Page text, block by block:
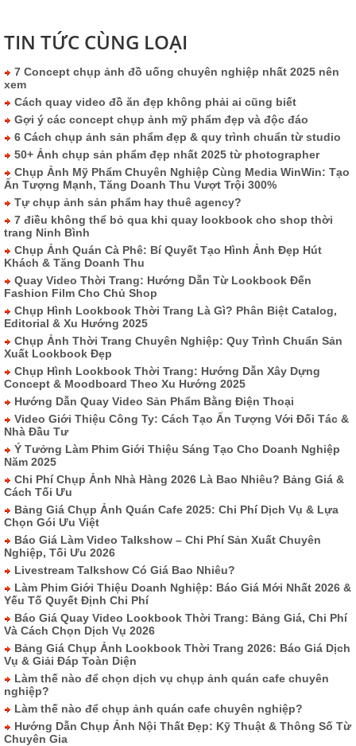
TIN TỨC CÙNG LOẠI
7 Concept chụp ảnh đồ uống chuyên nghiệp nhất 2025 nên
xem
Cách quay video đồ ăn đẹp không phải ai cũng biết
Gợi ý các concept chụp ảnh mỹ phẩm đẹp và độc đáo
6 Cách chụp ảnh sản phẩm đẹp & quy trình chuẩn từ studio
50+ Ảnh chụp sản phẩm đẹp nhất 2025 từ photographer
Chụp Ảnh Mỹ Phẩm Chuyên Nghiệp Cùng Media WinWin: Tạo
Ấn Tượng Mạnh, Tăng Doanh Thu Vượt Trội 300%
Tự chụp ảnh sản phẩm hay thuê agency?
7 điều không thể bỏ qua khi quay lookbook cho shop thời
trang Ninh Bình
Chụp Ảnh Quán Cà Phê: Bí Quyết Tạo Hình Ảnh Đẹp Hút
Khách & Tăng Doanh Thu
Quay Video Thời Trang: Hướng Dẫn Từ Lookbook Đến
Fashion Film Cho Chủ Shop
Chụp Hình Lookbook Thời Trang Là Gì? Phân Biệt Catalog,
Editorial & Xu Hướng 2025
Chụp Ảnh Thời Trang Chuyên Nghiệp: Quy Trình Chuẩn Sản
Xuất Lookbook Đẹp
Chụp Hình Lookbook Thời Trang: Hướng Dẫn Xây Dựng
Concept & Moodboard Theo Xu Hướng 2025
Hướng Dẫn Quay Video Sản Phẩm Bằng Điện Thoại
Video Giới Thiệu Công Ty: Cách Tạo Ấn Tượng Với Đối Tác &
Nhà Đầu Tư
Ý Tưởng Làm Phim Giới Thiệu Sáng Tạo Cho Doanh Nghiệp
Năm 2025
Chi Phí Chụp Ảnh Nhà Hàng 2026 Là Bao Nhiêu? Bảng Giá &
Cách Tối Ưu
Bảng Giá Chụp Ảnh Quán Cafe 2025: Chi Phí Dịch Vụ & Lựa
Chọn Gói Ưu Việt
Báo Giá Làm Video Talkshow – Chi Phí Sản Xuất Chuyên
Nghiệp, Tối Ưu 2026
Livestream Talkshow Có Giá Bao Nhiêu?
Làm Phim Giới Thiệu Doanh Nghiệp: Báo Giá Mới Nhất 2026 &
Yếu Tố Quyết Định Chi Phí
Báo Giá Quay Video Lookbook Thời Trang: Bảng Giá, Chi Phí
Và Cách Chọn Dịch Vụ 2026
Bảng Giá Chụp Ảnh Lookbook Thời Trang 2026: Báo Giá Dịch
Vụ & Giải Đáp Toàn Diện
Làm thế nào để chọn dịch vụ chụp ảnh quán cafe chuyên
nghiệp?
Làm thế nào để chụp ảnh quán cafe chuyên nghiệp?
Hướng Dẫn Chụp Ảnh Nội Thất Đẹp: Kỹ Thuật & Thông Số Từ
Chuyên Gia